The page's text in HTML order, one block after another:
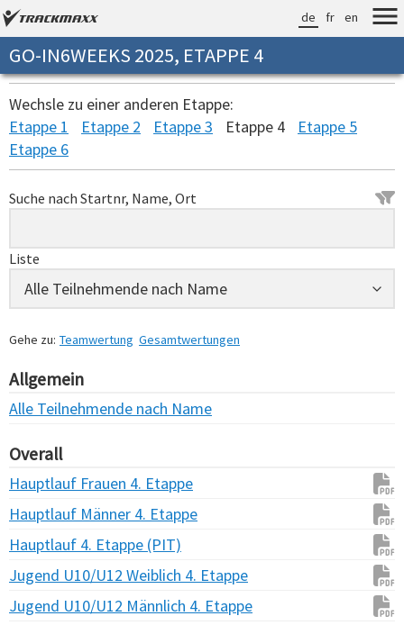
de fr en
GO-IN6WEEKS 2025, ETAPPE 4
Wechsle zu einer anderen Etappe:
Etappe 1
Etappe 2 Etappe 3 Etappe 4
Etappe 5
Etappe 6
Suche nach Startnr, Name, Ort
Liste
Gehe zu: Teamwertung Gesamtwertungen
Allgemein
Alle Teilnehmende nach Name
Overall
Hauptlauf Frauen 4. Etappe
Hauptlauf Männer 4. Etappe
Hauptlauf 4. Etappe (PIT)
Jugend U10/U12 Weiblich 4. Etappe
Jugend U10/U12 Männlich 4. Etappe